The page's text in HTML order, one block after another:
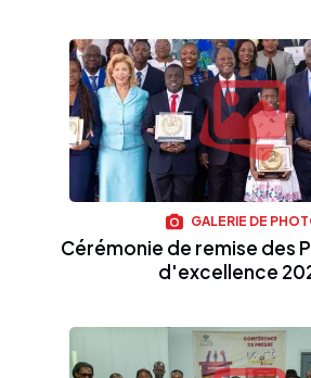
GALERIE DE
Cérémonie de remise des
d'excellence